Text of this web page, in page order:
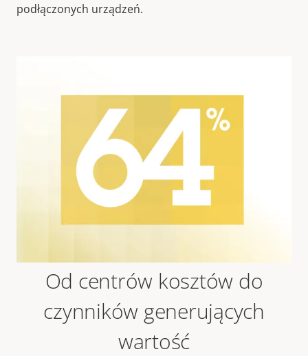
podłączonych urządzeń.
Od centrów kosztów do
czynników generujących
wartość